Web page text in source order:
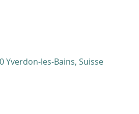
Yverdon-les-Bains, Suisse